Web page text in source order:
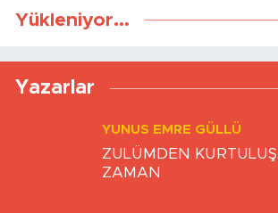
Yükleniyor...
Yazarlar
YUNUS EMRE GÜLLÜ
ZULÜMDEN
ZAMAN